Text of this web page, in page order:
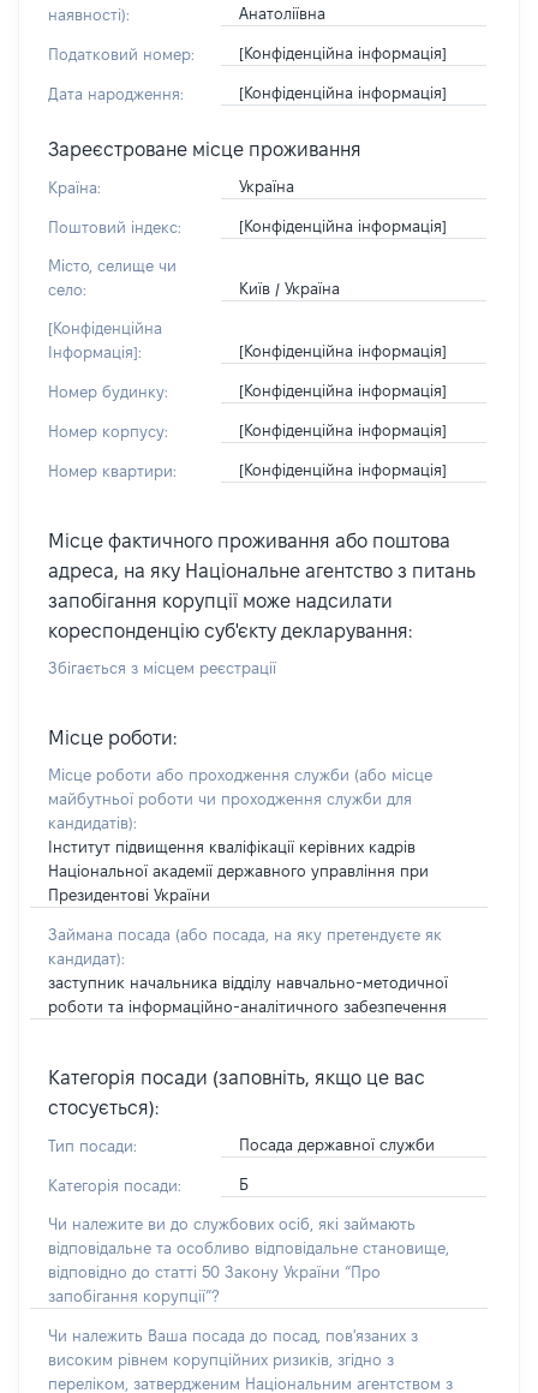
наявності):
Анатоліївна
Податковий номер: [Конфіденційна інформація]
Дата народження: [Конфіденційна інформація]
Зареєстроване місце проживання
Країна: Україна
Поштовий індекс: [Конфіденційна інформація]
Місто, селище чи
село:
Київ / Україна
[Конфіденційна
Інформація]:
[Конфіденційна інформація]
Номер будинку: [Конфіденційна інформація]
Номер корпусу: [Конфіденційна інформація]
Номер квартири: [Конфіденційна інформація]
Місце фактичного проживання або поштова
адреса, на яку Національне агентство з питань
запобігання корупції може надсилати
кореспонденцію суб'єкту декларування:
Збігається з місцем реєстрації
Місце роботи:
Місце роботи або проходження служби (або місце
майбутньої роботи чи проходження служби для
кандидатів):
Інститут підвищення кваліфікації керівних кадрів
Національної академії державного управління при
Президентові України
Займана посада (або посада, на яку претендуєте як
кандидат):
заступник начальника відділу навчально-методичної
роботи та інформаційно-аналітичного забезпечення
Категорія посади (заповніть, якщо це вас
стосується):
Тип посади: Посада державної служби
Категорія посади: Б
Чи належите ви до службових осіб, які займають
відповідальне та особливо відповідальне становище,
відповідно до статті 50 Закону України “Про
запобігання корупції”?
Чи належить Ваша посада до посад, пов'язаних з
високим рівнем корупційних ризиків, згідно з
переліком, затвердженим Національним агентством з